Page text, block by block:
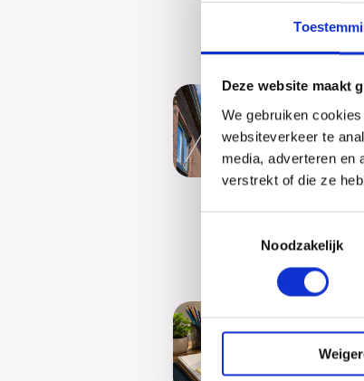
Deze website maakt
We gebruiken
websiteverkeer te
media, adverteren en
verstrekt of die ze
Noodzakelijk
Na
De
zijn